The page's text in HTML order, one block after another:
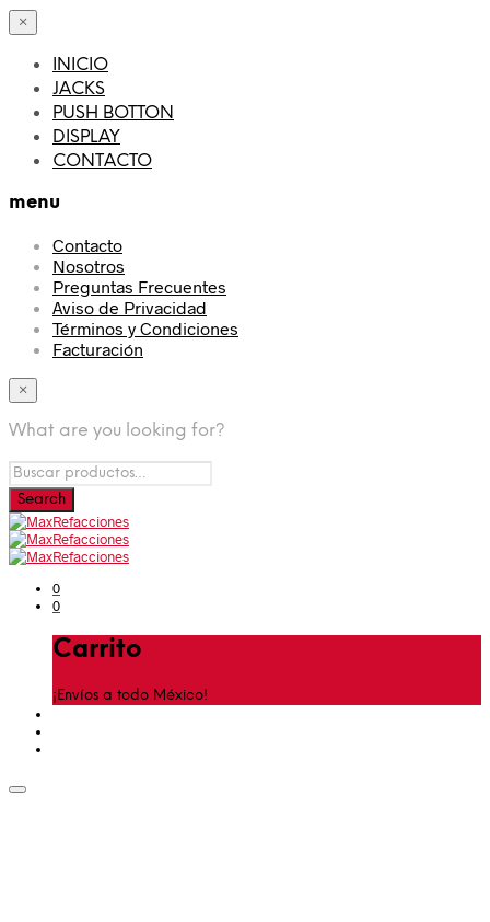
×
INICIO
JACKS
PUSH BOTTON
DISPLAY
CONTACTO
menu
Contacto
Nosotros
Preguntas Frecuentes
Aviso de Privacidad
Términos y Condiciones
Facturación
×
What are you looking for?
0
0
Carrito
¡Envíos a todo México!